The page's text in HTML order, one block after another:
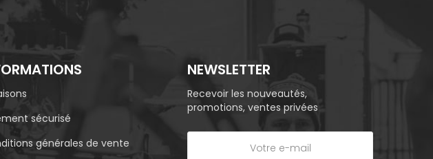
sécurisé
générales de vente
NEWSLETTER
Recevoir les nouveautés,
promotions, ventes privées